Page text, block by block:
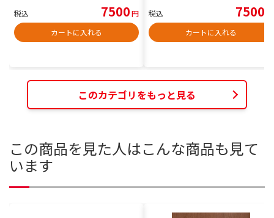
税込 7500円
カートに入れる
税込 7500
カートに入れる
このカテゴリをもっと見る
この商品を見た人はこんな商品も見て
います